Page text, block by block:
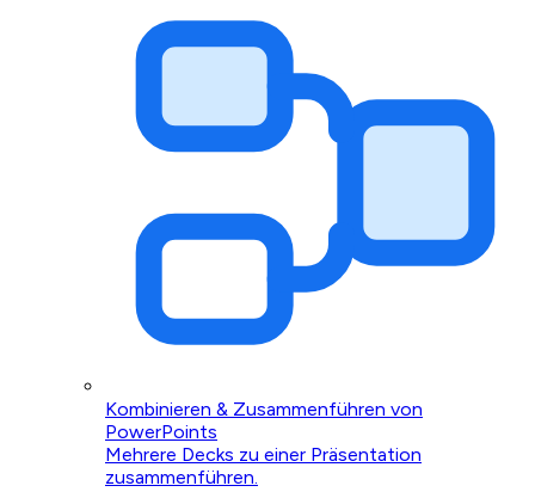
Kombinieren & Zusammenführen von
PowerPoints
Mehrere Decks zu einer Präsentation
zusammenführen.